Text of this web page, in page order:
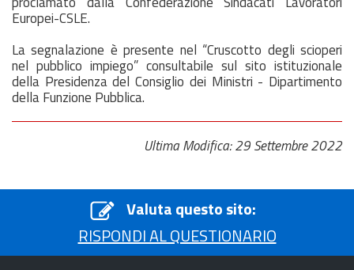
Europei-CSLE.
La segnalazione è presente nel “Cruscotto degli scioperi
nel pubblico impiego” consultabile sul sito istituzionale
della Presidenza del Consiglio dei Ministri - Dipartimento
della Funzione Pubblica.
Ultima Modifica: 29 Settembre 2022
Valuta questo sito:
RISPONDI AL QUESTIONARIO